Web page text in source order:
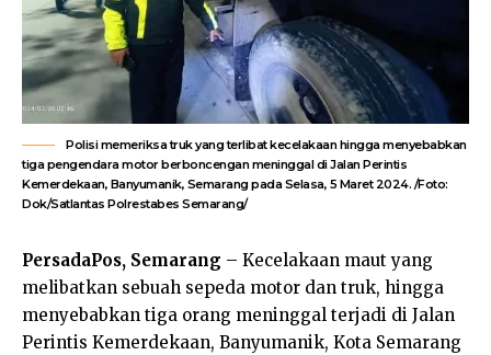
Polisi memeriksa truk yang terlibat kecelakaan hingga menyebabkan
tiga pengendara motor berboncengan meninggal di Jalan Perintis
Kemerdekaan, Banyumanik, Semarang pada Selasa, 5 Maret 2024. /Foto:
Dok/Satlantas Polrestabes Semarang/
PersadaPos, Semarang – Kecelakaan maut yang
melibatkan sebuah sepeda motor dan truk, hingga
menyebabkan tiga orang meninggal terjadi di Jalan
Perintis Kemerdekaan, Banyumanik, Kota Semarang